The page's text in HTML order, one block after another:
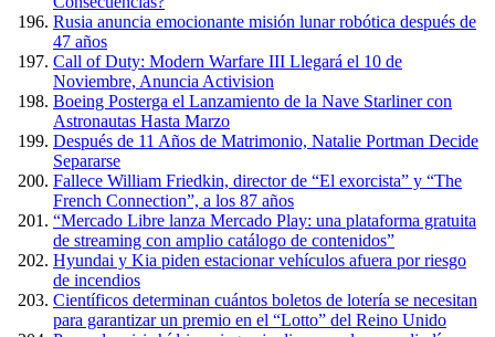
Rusia anuncia emocionante misión lunar robótica después de
47 años
Call of Duty: Modern Warfare III Llegará el 10 de
Noviembre, Anuncia Activision
Boeing Posterga el Lanzamiento de la Nave Starliner con
Astronautas Hasta Marzo
Después de 11 Años de Matrimonio, Natalie Portman Decide
Separarse
Fallece William Friedkin, director de “El exorcista” y “The
French Connection”, a los 87 años
“Mercado Libre lanza Mercado Play: una plataforma gratuita
de streaming con amplio catálogo de contenidos”
Hyundai y Kia piden estacionar vehículos afuera por riesgo
de incendios
Científicos determinan cuántos boletos de lotería se necesitan
para garantizar un premio en el “Lotto” del Reino Unido